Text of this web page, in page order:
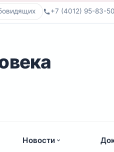
+7 (4012) 95-83-50
Новости